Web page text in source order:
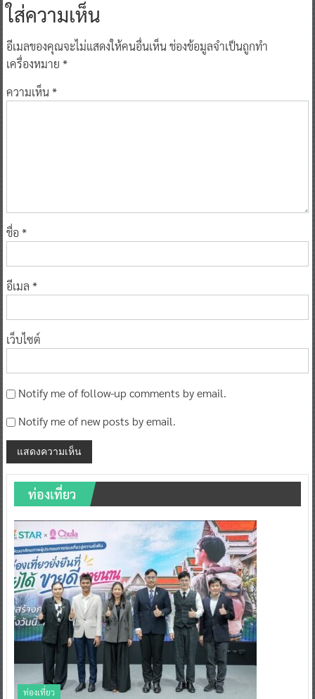
ใส่ความเห็น
อีเมลของคุณจะไม่แสดงให้คนอื่นเห็นช่องข้อมูลจำเป็นถูกทำ
เครื่องหมาย *
ความเห็น*
ชื่อ *
อีเมล *
เว็บไซต์
Notify me of follow-up comments by email.
Notify me of new posts by email.
ท่องเที่ยว
ท่องเที่ยว